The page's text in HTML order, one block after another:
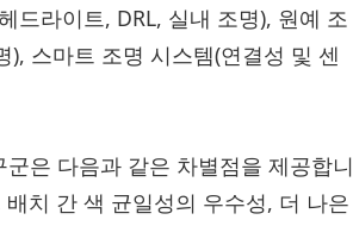
드라이트, DRL, 실내 조명), 원예 조
스마트 조명 시스템(연결성 및 센
은 다음과 같은 차별점을 제공합니
치 간 색 균일성의 우수성, 더 나은